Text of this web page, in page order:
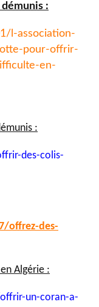
:
l-association-
pour-offrir-
en-
:
des-colis-
offrez-des-
Algérie :
un-coran-a-